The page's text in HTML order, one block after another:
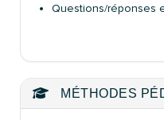
Questions/réponses
MÉTHODES